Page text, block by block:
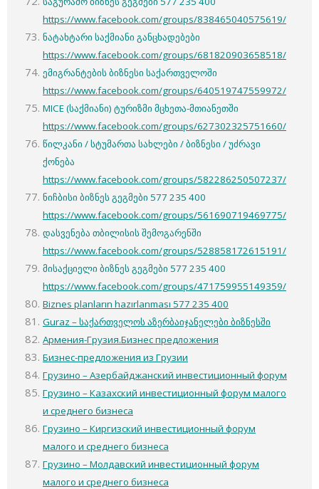
https://www.facebook.com/groups/838465040575619/
ნატახტარი საქმიანი განცხადებები
https://www.facebook.com/groups/681820903658518/
ემიგრანტების ბიზნესი საქართველოში
https://www.facebook.com/groups/640519747559972/
MICE (საქმიანი) ტურიზმი მცხეთა-მთიანეთში
https://www.facebook.com/groups/627302325751660/
წილკანი / სტუმართა სახლები / ბიზნესი / უძრავი
ქონება
https://www.facebook.com/groups/582286250507237/
ნიჩბისი ბიზნეს გეგმები 577 235 400
https://www.facebook.com/groups/561690719469775/
დასვენება თბილისის შემოგარენში
https://www.facebook.com/groups/528858172615191/
მისაქციელი ბიზნეს გეგმები 577 235 400
https://www.facebook.com/groups/471759955149359/
Biznes planların hazırlanması 577 235 400
Guraz – საქართველოს აზერბაიჯანელები ბიზნესში
Армения-Грузия.Бизнес предложения
Бизнес-предложения из Грузии
Грузино – Азербайджанский инвестиционный форум
Грузино – Казахский инвестиционный форум малого
и среднего бизнеса
Грузино – Киргизский инвестиционный форум
малого и среднего бизнеса
Грузино – Молдавский инвестиционный форум
малого и среднего бизнеса